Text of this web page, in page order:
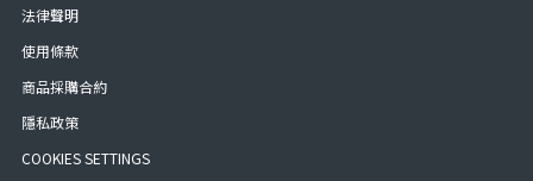
法律聲明
使用條款
商品採購合約
隱私政策
COOKIES SETTINGS